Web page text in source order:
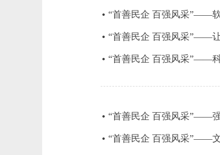
“首善民企 百强风采”——
“首善民企 百强风采”——
“首善民企 百强风采”——
“首善民企 百强风采”——
“首善民企 百强风采”——